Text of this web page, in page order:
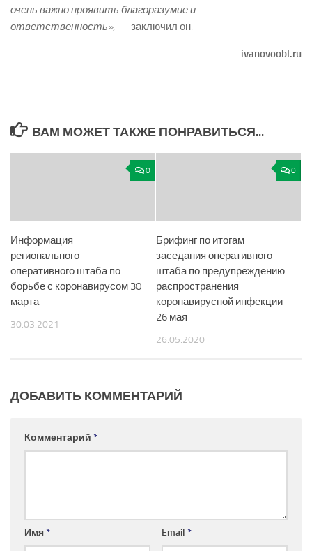
очень важно проявить благоразумие и
ответственность», — заключил он.
ivanovoobl.ru
ВАМ МОЖЕТ ТАКЖЕ ПОНРАВИТЬСЯ...
0
Информация
регионального
оперативного штаба по
борьбе с коронавирусом 30
марта
30.03.2021
0
Брифинг по итогам
заседания оперативного
штаба по предупреждению
распространения
коронавирусной инфекции
26 мая
26.05.2020
ДОБАВИТЬ КОММЕНТАРИЙ
Комментарий *
Имя* Email *